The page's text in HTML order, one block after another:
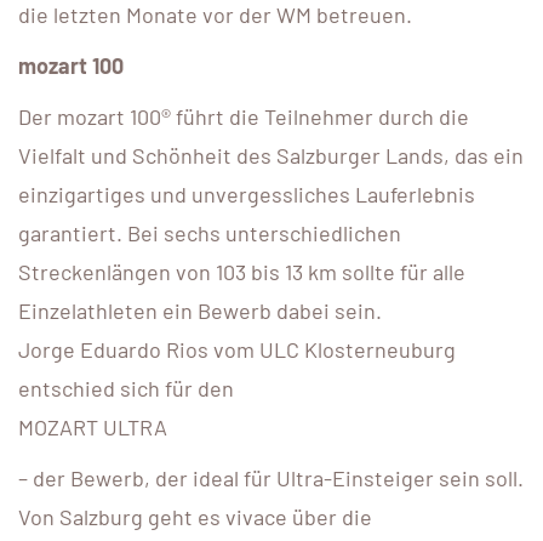
die letzten Monate vor der WM betreuen.
mozart 100
Der mozart 100® führt die Teilnehmer durch die
Vielfalt und Schönheit des Salzburger Lands, das ein
einzigartiges und unvergessliches Lauferlebnis
garantiert. Bei sechs unterschiedlichen
Streckenlängen von 103 bis 13 km sollte für alle
Einzelathleten ein Bewerb dabei sein.
Jorge Eduardo Rios vom ULC Klosterneuburg
entschied sich für den
MOZART ULTRA
– der Bewerb, der ideal für Ultra-Einsteiger sein soll.
Von Salzburg geht es vivace über die